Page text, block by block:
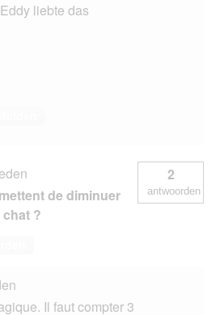
liebte das
de diminuer
chat ?
2
antwoorden
Il faut compter 3